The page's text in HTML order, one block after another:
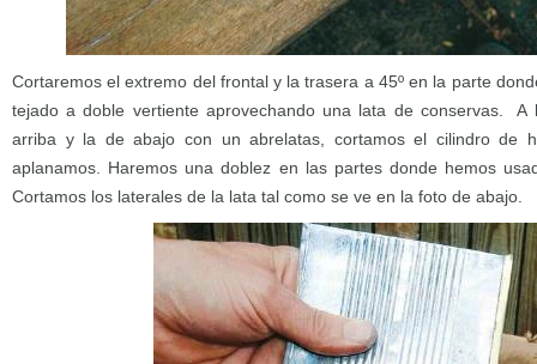
Cortaremos el extremo del frontal y la trasera a 45º en la parte
tejado a doble vertiente aprovechando una lata de conservas.
arriba y la de abajo con un abrelatas, cortamos el cilindro de
aplanamos. Haremos una doblez en las partes donde hemos
Cortamos los laterales de la lata tal como se ve en la foto de abajo.